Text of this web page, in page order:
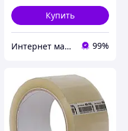
Купить
Интернет магазин ТерЛайн 99%